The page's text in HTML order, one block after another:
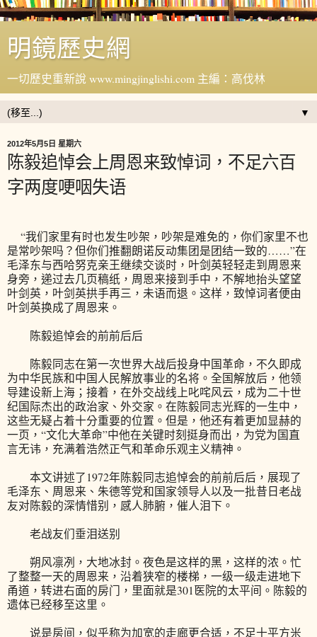
明鏡歷史網
一切歷史重新說 www.mingjinglishi.com 主編：高伐林
▼
2012年5月5日 星期六
陈毅追悼会上周恩来致悼词，不足六百
字两度哽咽失语
“我们家里有时也发生吵架，吵架是难免的，你们家里不也
是常吵架吗？但你们推翻朗诺反动集团是团结一致的……”在
毛泽东与西哈努克亲王继续交谈时，叶剑英轻轻走到周恩来
身旁，递过去几页稿纸，周恩来接到手中，不解地抬头望望
叶剑英，叶剑英拱手再三，未语而退。这样，致悼词者便由
叶剑英换成了周恩来。
陈毅追悼会的前前后后
陈毅同志在第一次世界大战后投身中国革命，不久即成
为中华民族和中国人民解放事业的名将。全国解放后，他领
导建设新上海；接着，在外交战线上叱咤风云，成为二十世
纪国际杰出的政治家、外交家。在陈毅同志光辉的一生中，
这些无疑占着十分重要的位置。但是，他还有着更加显赫的
一页，“文化大革命”中他在关键时刻挺身而出，为党为国直
言无讳，充满着浩然正气和革命乐观主义精神。
本文讲述了1972年陈毅同志追悼会的前前后后，展现了
毛泽东、周恩来、朱德等党和国家领导人以及一批昔日老战
友对陈毅的深情惜别，感人肺腑，催人泪下。
老战友们垂泪送别
朔风凛冽，大地冰封。夜色是这样的黑，这样的浓。忙
了整整一天的周恩来，沿着狭窄的楼梯，一级一级走进地下
甬道，转进右面的房门，里面就是301医院的太平间。陈毅的
遗体已经移至这里。
说是房间，似乎称为加宽的走廊更合适，不足十平方米